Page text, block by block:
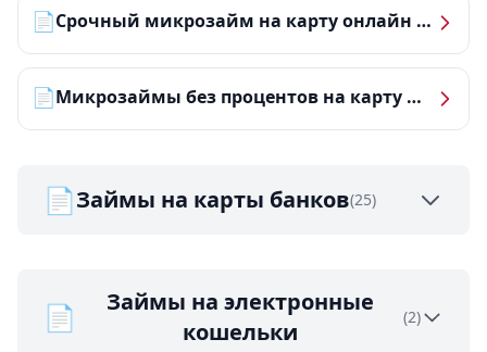
📄 Срочный микрозайм на карту онлайн — получить деньги за 5 минут
📄 Микрозаймы без процентов на карту — ТОП-10 за 2026 год
📄Займы на карты банков(25)
📄
Займы на электронные
кошельки
(2)